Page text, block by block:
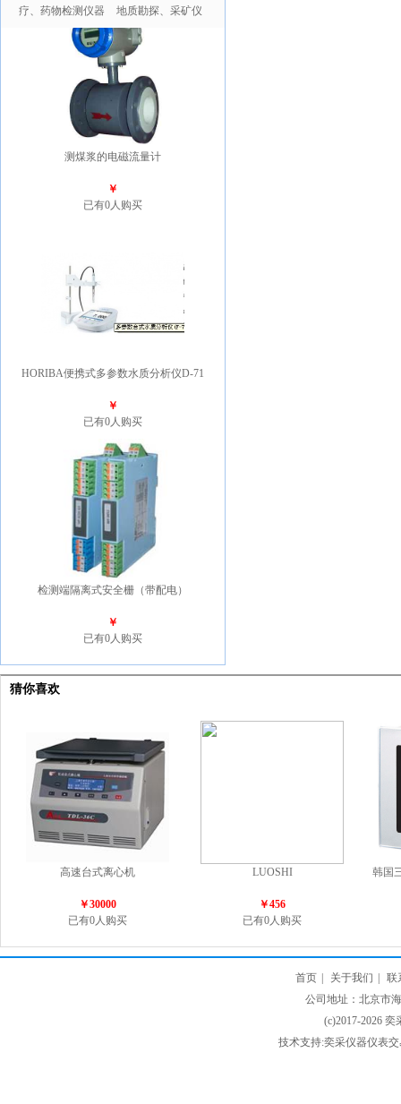
疗、药物检测仪器
地质勘探、采矿仪
测煤浆的电磁流量计
￥
已有0人购买
HORIBA便携式多参数水质分析仪D-71
￥
已有0人购买
检测端隔离式安全栅（带配电）
￥
已有0人购买
猜你喜欢
高速台式离心机
￥30000
已有0人购买
LUOSHI
￥456
已有0人购买
韩国
首页 关于我们
联
公司地址：北京市
(c)2017-2026
技术支持:奕采仪器仪表